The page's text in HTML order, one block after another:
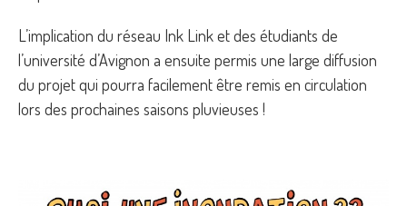
L’implication du réseau Ink Link et des étudiants de
l’université d’Avignon a ensuite permis une large diffusion
du projet qui pourra facilement être remis en circulation
lors des prochaines saisons pluvieuses !